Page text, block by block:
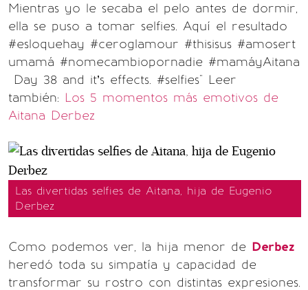
Mientras yo le secaba el pelo antes de dormir,
ella se puso a tomar selfies. Aquí el resultado
#esloquehay #ceroglamour #thisisus #amosert
umamá #nomecambiopornadie #mamáyAitana
Day 38 and it’s effects. #selfies" Leer
también: Los 5 momentos más emotivos de
Aitana Derbez
Las divertidas selfies de Aitana, hija de Eugenio
Derbez
Como podemos ver, la hija menor de Derbez
heredó toda su simpatía y capacidad de
transformar su rostro con distintas expresiones.